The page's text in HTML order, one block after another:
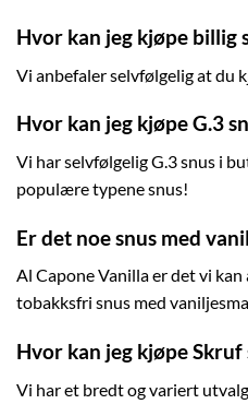
Hvor kan jeg kjøpe billig
Vi anbefaler selvfølgelig at du
Hvor kan jeg kjøpe G.3
Vi har selvfølgelig G.3 snus i
populære typene snus!
Er det noe snus med
Al Capone Vanilla er det vi
tobakksfri snus med
Hvor kan jeg kjøpe Skruf
Vi har et bredt og variert